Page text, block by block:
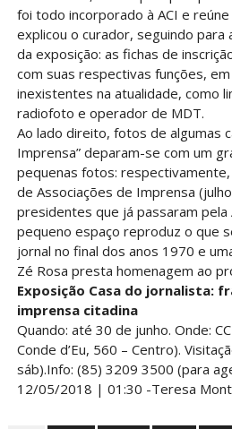
foi todo incorporado à ACI e
explicou o curador, seguindo
da exposição: as fichas de
com suas respectivas funções,
inexistentes na atualidade, como
radiofoto e operador de MDT.
Ao lado direito, fotos de algumas
Imprensa” deparam-se com um
pequenas fotos: respectivamente,
de Associações de Imprensa
presidentes que já passaram pela
pequeno espaço reproduz o que
jornal no final dos anos 1970 e
Zé Rosa presta homenagem ao
Exposição Casa do jornalista:
imprensa citadina
Quando: até 30 de junho. Onde:
Conde d’Eu, 560 – Centro).
sáb).Info: (85) 3209 3500 (para
12/05/2018 | 01:30 -Teresa